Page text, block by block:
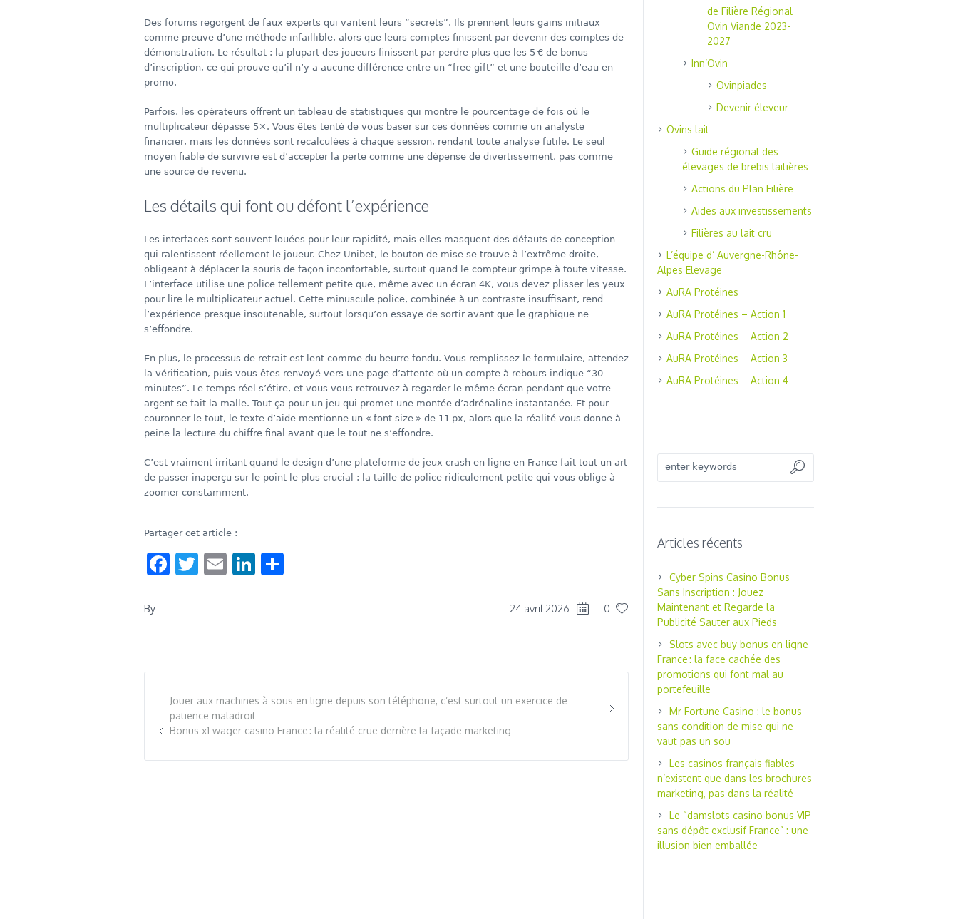
Des forums regorgent de faux experts qui vantent leurs “secrets”. Ils prennent leurs gains initiaux
comme preuve d’une méthode infaillible, alors que leurs comptes finissent par devenir des comptes de
démonstration. Le résultat : la plupart des joueurs finissent par perdre plus que les 5 € de bonus
d’inscription, ce qui prouve qu’il n’y a aucune différence entre un “free gift” et une bouteille d’eau en
promo.
Parfois, les opérateurs offrent un tableau de statistiques qui montre le pourcentage de fois où le
multiplicateur dépasse 5×. Vous êtes tenté de vous baser sur ces données comme un analyste
financier, mais les données sont recalculées à chaque session, rendant toute analyse futile. Le seul
moyen fiable de survivre est d’accepter la perte comme une dépense de divertissement, pas comme
une source de revenu.
Les détails qui font ou défont l’expérience
Les interfaces sont souvent louées pour leur rapidité, mais elles masquent des défauts de conception
qui ralentissent réellement le joueur. Chez Unibet, le bouton de mise se trouve à l’extrême droite,
obligeant à déplacer la souris de façon inconfortable, surtout quand le compteur grimpe à toute vitesse.
L’interface utilise une police tellement petite que, même avec un écran 4K, vous devez plisser les yeux
pour lire le multiplicateur actuel. Cette minuscule police, combinée à un contraste insuffisant, rend
l’expérience presque insoutenable, surtout lorsqu’on essaye de sortir avant que le graphique ne
s’effondre.
En plus, le processus de retrait est lent comme du beurre fondu. Vous remplissez le formulaire, attendez
la vérification, puis vous êtes renvoyé vers une page d’attente où un compte à rebours indique “30
minutes”. Le temps réel s’étire, et vous vous retrouvez à regarder le même écran pendant que votre
argent se fait la malle. Tout ça pour un jeu qui promet une montée d’adrénaline instantanée. Et pour
couronner le tout, le texte d’aide mentionne un « font size » de 11 px, alors que la réalité vous donne à
peine la lecture du chiffre final avant que le tout ne s’effondre.
C’est vraiment irritant quand le design d’une plateforme de jeux crash en ligne en France fait tout un art
de passer inaperçu sur le point le plus crucial : la taille de police ridiculement petite qui vous oblige à
zoomer constamment.
Partager cet article :
Facebook
Twitter
EmailLinkedIn
24 avril 2026 0
By
Jouer aux machines à sous en ligne depuis son téléphone, c’est surtout un exercice de
patience maladroit
Bonus x1 wager casino France : la réalité crue derrière la façade marketing
de Filière Régional
Ovin Viande 2023-
2027
Inn’Ovin
Ovinpiades
Devenir éleveur
Ovins lait
Guide régional des
élevages de brebis laitières
Actions du Plan Filière
Aides aux investissements
Filières au lait cru
L’équipe d’ Auvergne-Rhône-
Alpes Elevage
AuRA Protéines
AuRA Protéines – Action 1
AuRA Protéines – Action 2
AuRA Protéines – Action 3
AuRA Protéines – Action 4
Articles récents
Cyber Spins Casino Bonus
Sans Inscription : Jouez
Maintenant et Regarde la
Publicité Sauter aux Pieds
Slots avec buy bonus en ligne
France : la face cachée des
promotions qui font mal au
portefeuille
Mr Fortune Casino : le bonus
sans condition de mise qui ne
vaut pas un sou
Les casinos français fiables
n’existent que dans les brochures
marketing, pas dans la réalité
Le “damslots casino bonus VIP
sans dépôt exclusif France” : une
illusion bien emballée